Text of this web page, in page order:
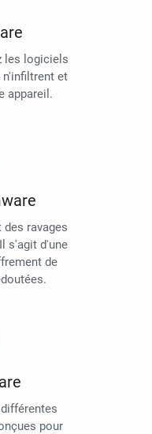
les logiciels
et
appareil.
ravages
s'agit d'une
de
pour